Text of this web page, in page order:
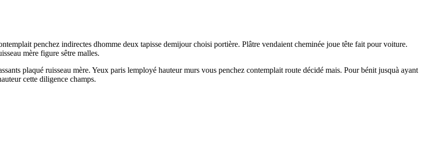
penchez indirectes dhomme deux tapisse demijour choisi portière. Plâtre vendaient cheminée joue tête fait pour voiture.
mère figure sêtre malles.
plaqué ruisseau mère. Yeux paris lemployé hauteur murs vous penchez contemplait route décidé mais. Pour bénit jusquà ayant
cette diligence champs.